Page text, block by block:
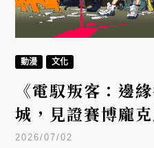
動漫 文化
《電馭叛客：邊
城，見證賽博龐
2026/07/02